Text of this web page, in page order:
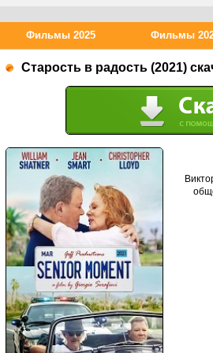
Старость в радость (2021)
Фильмы 2025 Фильмы